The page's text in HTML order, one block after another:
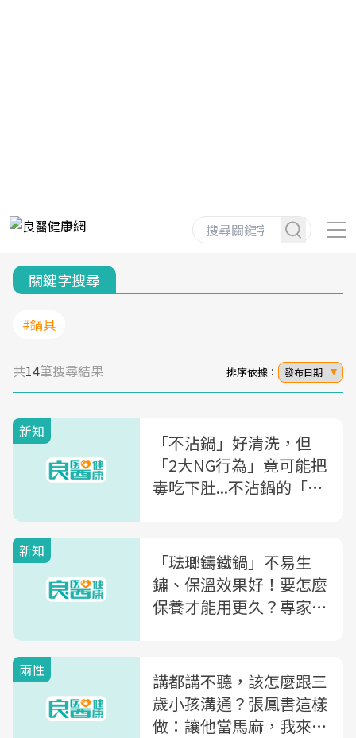
關鍵字搜尋
#鍋具
共14筆搜尋結果 排序依據： 發布日期
新知
「不沾鍋」好清洗，但
「2大NG行為」竟可能把
毒吃下肚...不沾鍋的「4
新知
「琺瑯鑄鐵鍋」不易生
鏽、保溫效果好！要怎麼
保養才能用更久？專家
兩性
講都講不聽，該怎麼跟三
歲小孩溝通？張鳳書這樣
做：讓他當馬麻，我來當